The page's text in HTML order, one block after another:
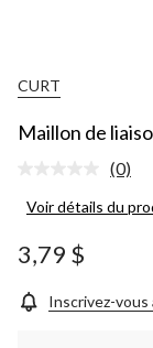
CURT
Maillon de
pour
la
(0)
Voir détails du
3,79 $
Inscrivez-vous